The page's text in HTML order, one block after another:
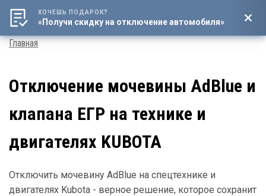
8 (800) 4444-016
Строка
Главная
Отключение мочевины AdBlue и
клапана ЕГР на технике и
двигателях KUBOTA
Отключить мочевину AdBlue на спецтехнике и
двигателях Kubota - верное решение, которое сохранит
ХОЧЕШЬ ПОДАРОК?
«Получи скидку на отключение автомобиля»